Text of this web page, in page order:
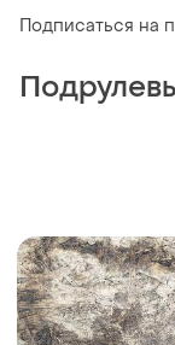
Подписаться на